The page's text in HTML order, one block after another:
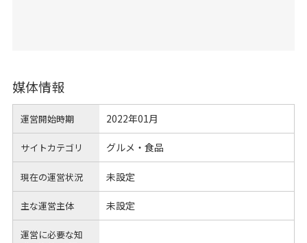
媒体情報
運営開始時期 2022年01月
サイトカテゴリ グルメ・食品
現在の運営状況 未設定
主な運営主体 未設定
運営に必要な知